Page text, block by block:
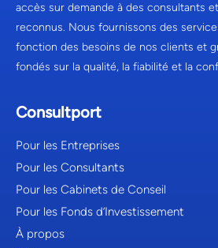
accès sur demande à des consultants
reconnus. Nous fournissons des
fonction des besoins de nos clients et
fondés sur la qualité, la fiabilité et la
Consultport
Pour les Entreprises
Pour les Consultants
Pour les Cabinets de Conseil
Pour les Fonds d’Investissement
À propos